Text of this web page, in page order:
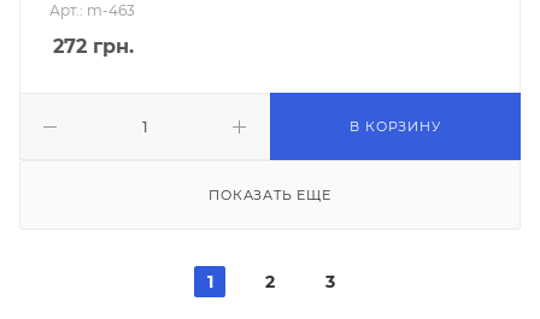
Арт.: m-463
272 грн.
В КОРЗИНУ
ПОКАЗАТЬ ЕЩЕ
1 2 3